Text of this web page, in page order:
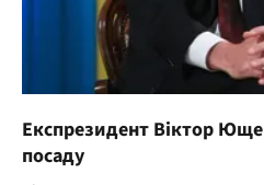
Експрезидент Віктор
посаду